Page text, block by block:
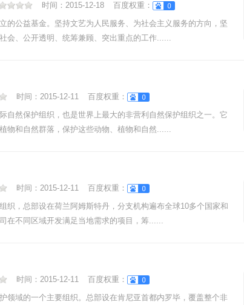
时间： 2015-12-18
百度权重：
的公益基金。坚持文艺为人民服务、为社会主义服务的方向，坚
会、公开透明、统筹兼顾、突出重点的工作......
时间： 2015-12-11
百度权重：
自然保护组织，也是世界上最大的非营利自然保护组织之一。它
物和自然群落，保护这些动物、植物和自然......
时间： 2015-12-11
百度权重：
织，总部设在荷兰阿姆斯特丹，分支机构遍布全球10多个国家和
在不同区域开发满足当地需求的项目，筹......
时间： 2015-12-11
百度权重：
领域的一个主要组织。总部设在肯尼亚首都内罗毕，覆盖整个非